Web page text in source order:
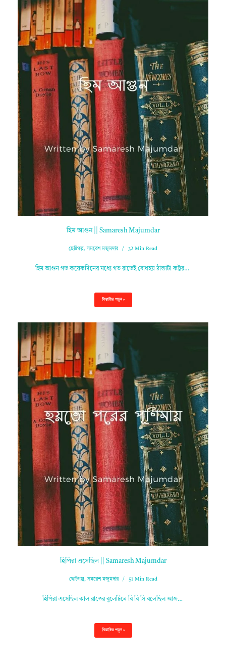
হিম আগুন || Samaresh Majumdar
ছোটগল্প,সমরেশ মজুমদার 32 Min Read
হিম আগুন গত কয়েকদিনের মধ্যে গত রাতেই বোধহয় ঠান্ডাটা কট্টর…
বিস্তারিত পড়ুন »
হিপিরা এসেছিল || Samaresh Majumdar
ছোটগল্প,সমরেশ মজুমদার 51 Min Read
হিপিরা এসেছিল কাল রাতের বুলেটিনে বি বি সি বলেছিল আজ…
বিস্তারিত পড়ুন »